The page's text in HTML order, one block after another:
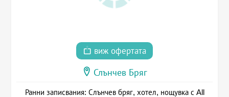
виж офертата
Слънчев Бряг
Ранни записвания: Слънчев бряг, хотел, нощувка с All